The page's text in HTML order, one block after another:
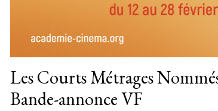
Les Courts Métrages
Bande-annonce VF